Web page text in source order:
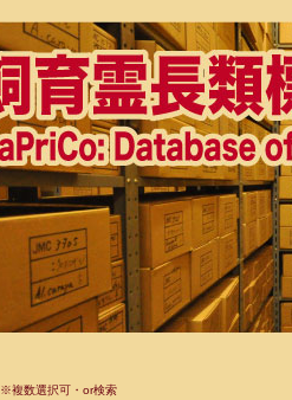
※複数選択可・or検索